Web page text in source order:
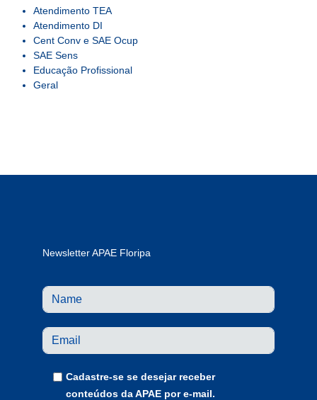
Atendimento TEA
Atendimento DI
Cent Conv e SAE Ocup
SAE Sens
Educação Profissional
Geral
Newsletter APAE Floripa
Cadastre-se se desejar receber
conteúdos da APAE por e-mail.